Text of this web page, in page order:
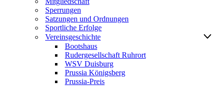
Sperrungen
Satzungen und Ordnungen
Sportliche Erfolge
Vereinsgeschichte
Bootshaus
Rudergesellschaft Ruhrort
WSV Duisburg
Prussia Königsberg
Prussia-Preis